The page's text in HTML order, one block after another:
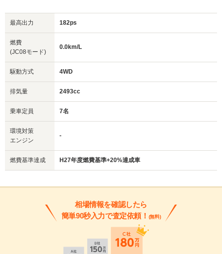
最高出力 182ps
燃費
(JC08モード)
0.0km/L
駆動方式 4WD
排気量 2493cc
乗車定員 7名
環境対策
エンジン
-
燃費基準達成 H27年度燃費基準+20%達成車
相場情報を確認したら
簡単90秒入力で査定依頼！ (無料)